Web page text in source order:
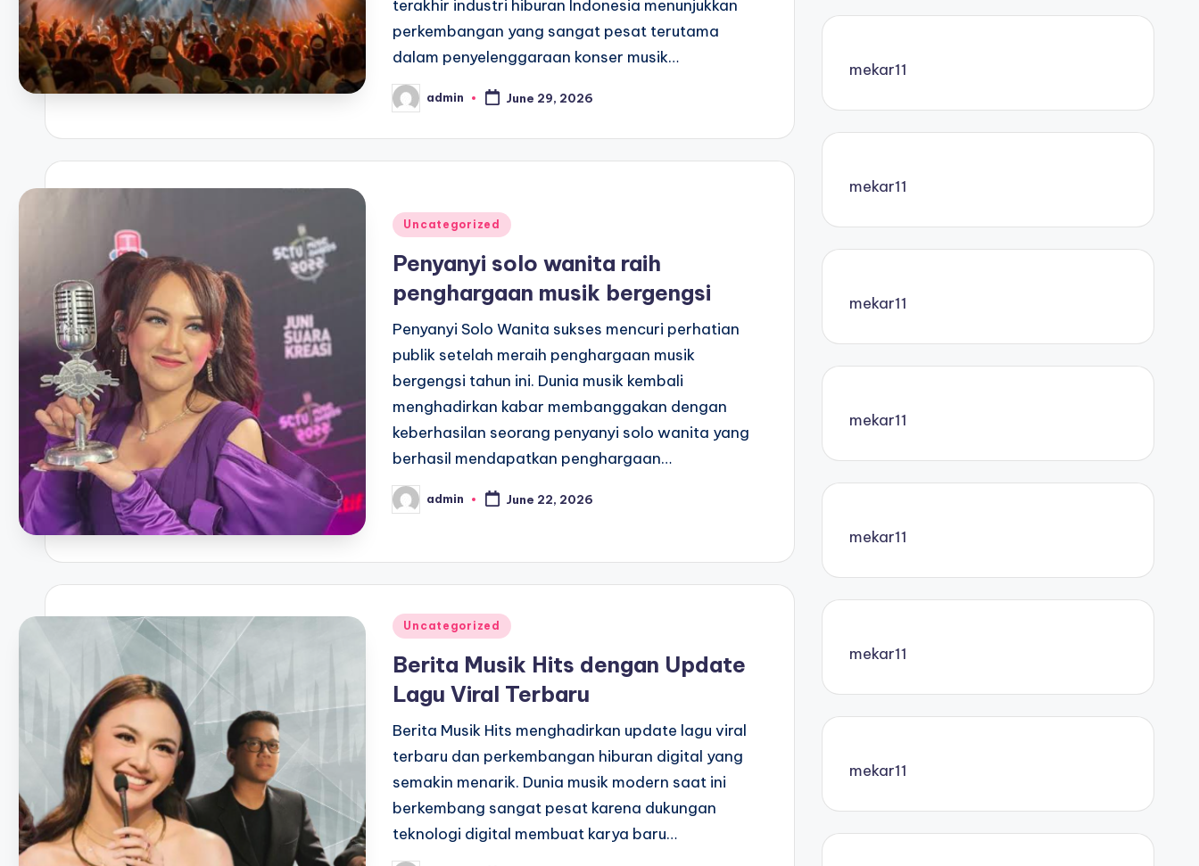
terakhir industri hiburan Indonesia menunjukkan
perkembangan yang sangat pesat terutama
dalam penyelenggaraan konser musik…
Posted
by
admin June 29, 2026
Posted
Uncategorized
Penyanyi solo wanita raih
penghargaan musik bergengsi
Penyanyi Solo Wanita sukses mencuri perhatian
publik setelah meraih penghargaan musik
bergengsi tahun ini. Dunia musik kembali
menghadirkan kabar membanggakan dengan
keberhasilan seorang penyanyi solo wanita yang
berhasil mendapatkan penghargaan…
Posted
by
admin June 22, 2026
Posted
Uncategorized
Berita Musik Hits dengan Update
Lagu Viral Terbaru
Berita Musik Hits menghadirkan update lagu viral
terbaru dan perkembangan hiburan digital yang
semakin menarik. Dunia musik modern saat ini
berkembang sangat pesat karena dukungan
teknologi digital membuat karya baru…
mekar11
mekar11
mekar11
mekar11
mekar11
mekar11
mekar11